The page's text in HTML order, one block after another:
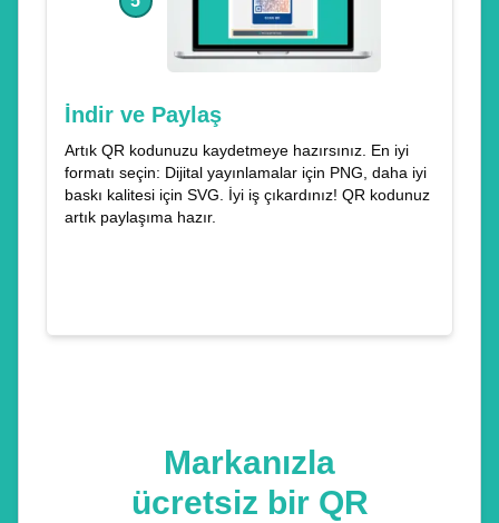
İndir ve Paylaş
Artık QR kodunuzu kaydetmeye hazırsınız. En iyi
formatı seçin: Dijital yayınlamalar için PNG, daha iyi
baskı kalitesi için SVG. İyi iş çıkardınız! QR kodunuz
artık paylaşıma hazır.
Markanızla
ücretsiz bir QR